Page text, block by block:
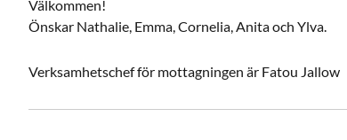
Välkommen!
Önskar Nathalie, Emma, Cornelia, Anita och Ylva.
Verksamhetschef för mottagningen är Fatou Jallow